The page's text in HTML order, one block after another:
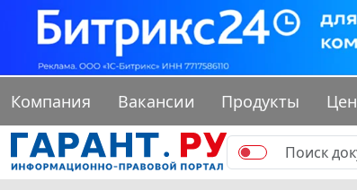
Компания Вакансии Продукты